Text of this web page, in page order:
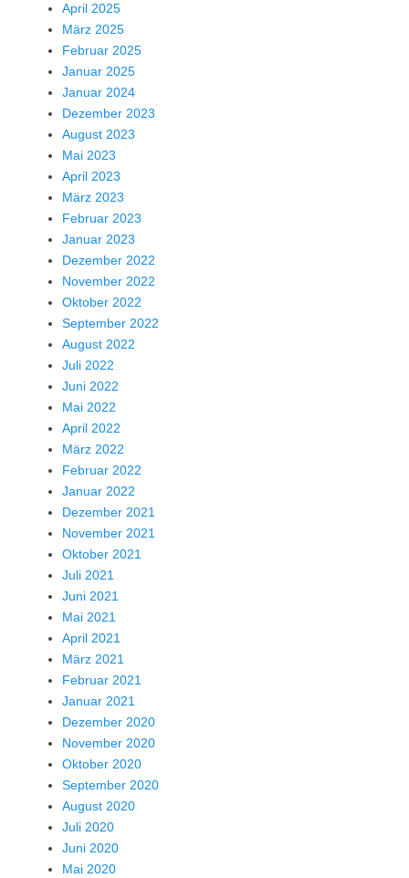
April 2025
März 2025
Februar 2025
Januar 2025
Januar 2024
Dezember 2023
August 2023
Mai 2023
April 2023
März 2023
Februar 2023
Januar 2023
Dezember 2022
November 2022
Oktober 2022
September 2022
August 2022
Juli 2022
Juni 2022
Mai 2022
April 2022
März 2022
Februar 2022
Januar 2022
Dezember 2021
November 2021
Oktober 2021
Juli 2021
Juni 2021
Mai 2021
April 2021
März 2021
Februar 2021
Januar 2021
Dezember 2020
November 2020
Oktober 2020
September 2020
August 2020
Juli 2020
Juni 2020
Mai 2020